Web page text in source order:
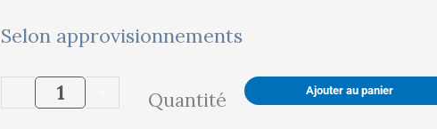
Selon approvisionnements
quantité
de
Etabli
Quantité Ajouter au panier